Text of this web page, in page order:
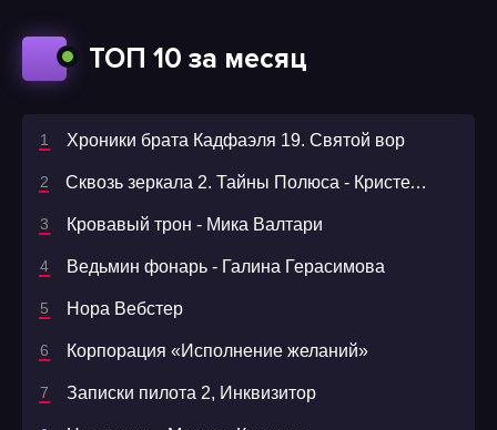
ТОП 10 за месяц
Хроники брата Кадфаэля 19. Святой вор
Сквозь зеркала 2. Тайны Полюса - Кристель Дабо
Кровавый трон - Мика Валтари
Ведьмин фонарь - Галина Герасимова
Нора Вебстер
Корпорация «Исполнение желаний»
Записки пилота 2, Инквизитор